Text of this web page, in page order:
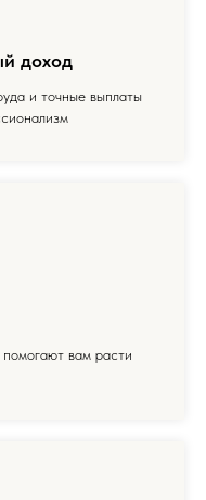
доход
и точные выплаты
вам расти